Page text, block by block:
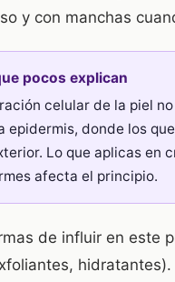
y con manchas
pocos explican
celular de la piel
epidermis, donde los
Lo que aplicas en
afecta el principio.
de influir en este